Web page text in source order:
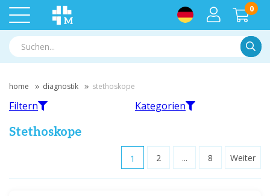
0
home diagnostik stethoskope
Filtern Kategorien
Stethoskope
1 2 ... 8 Weiter